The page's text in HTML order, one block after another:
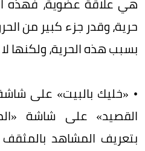
حرية، وقدر جزء كبير من
بسبب هذه الحرية، ولكنها
• «خليك بالبيت» على
القصيد» على شاشة
بتعريف المشاهد